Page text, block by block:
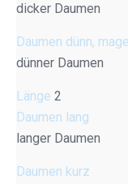
dicker Daumen
Daumen dünn,
dünner Daumen
Länge 2
Daumen lang
langer Daumen
Daumen kurz